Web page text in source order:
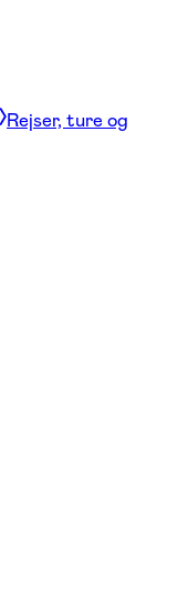
Rejser, ture og